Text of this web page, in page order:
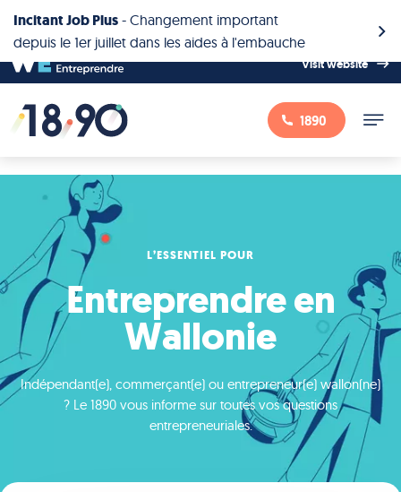
Visit website
1890
Incitant Job Plus - Changement important
depuis le 1er juillet dans les aides à l'embauche
L’ESSENTIEL POUR
Entreprendre en
Wallonie
Indépendant(e), commerçant(e) ou entrepreneur(e) wallon(ne)
? Le 1890 vous informe sur toutes vos questions
entrepreneuriales.